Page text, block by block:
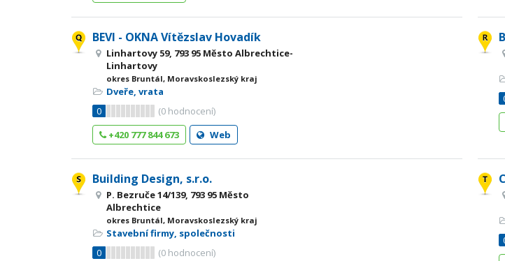
BEVI - OKNA Vítězslav Hovadík
Linhartovy 59, 793 95 Město Albrechtice-
Linhartovy
okres Bruntál, Moravskoslezský kraj
Dveře, vrata
0
(0 hodnocení)
+420 777 844 673
Web
Building Design, s.r.o.
P. Bezruče 14/139, 793 95 Město
Albrechtice
okres Bruntál, Moravskoslezský kraj
Stavební firmy, společnosti
0
(0 hodnocení)